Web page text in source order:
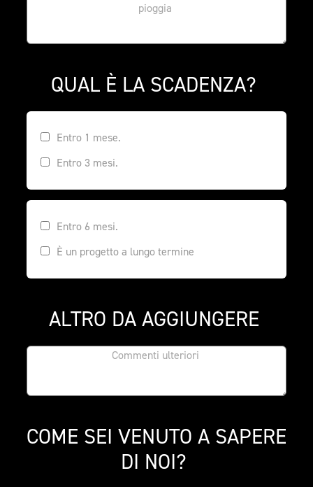
QUAL È LA SCADENZA?
Entro 1 mese.
Entro 3 mesi.
Entro 6 mesi.
È un progetto a lungo termine
ALTRO DA AGGIUNGERE
COME SEI VENUTO A SAPERE
DI NOI?